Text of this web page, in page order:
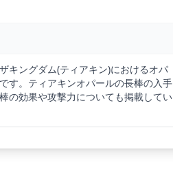
キングダム(ティアキン)におけるオパ
す。ティアキンオパールの長棒の入手
の効果や攻撃力についても掲載してい